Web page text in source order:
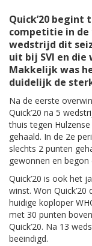
Quick’20 begint
competitie in de
wedstrijd dit
uit bij SVI en die
Makkelijk was
duidelijk de
Na de eerste
Quick’20 na 5
thuis tegen
gehaald. In de 2e
slechts 2 punten
gewonnen en
Quick’20 is ook het
winst. Won
huidige koploper
met 30 punten
Quick’20. Na 13
beëindigd.